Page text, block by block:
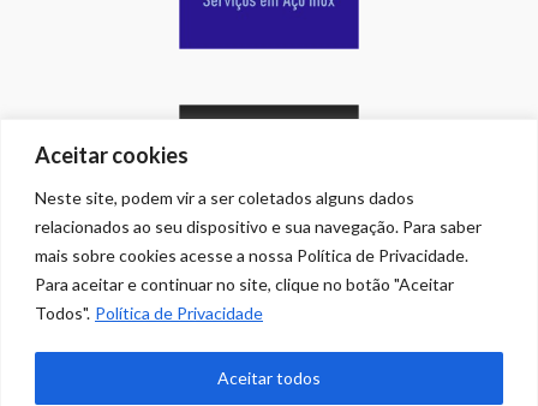
Aceitar cookies
Neste site, podem vir a ser coletados alguns dados
relacionados ao seu dispositivo e sua navegação. Para saber
mais sobre cookies acesse a nossa Política de Privacidade.
Para aceitar e continuar no site, clique no botão "Aceitar
Todos". Política de Privacidade
Aceitar todos
HOME CONTATO
PRIVACIDADE